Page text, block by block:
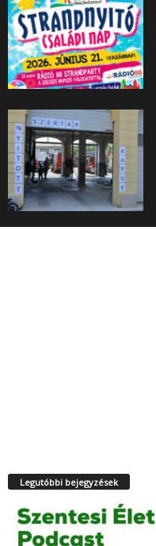
Legutóbbi bejegyzések